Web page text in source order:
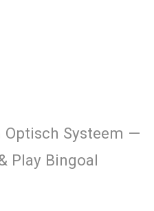
Optisch Systeem —
Play Bingoal